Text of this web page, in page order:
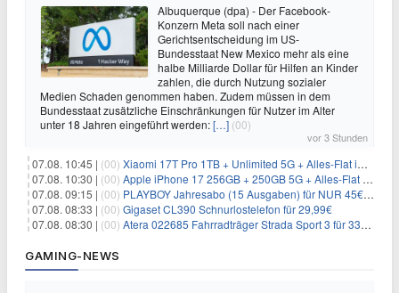
Albuquerque (dpa) - Der Facebook-
Konzern Meta soll nach einer
Gerichtsentscheidung im US-
Bundesstaat New Mexico mehr als eine
halbe Milliarde Dollar für Hilfen an Kinder
zahlen, die durch Nutzung sozialer
Medien Schaden genommen haben. Zudem müssen in dem
Bundesstaat zusätzliche Einschränkungen für Nutzer im Alter
unter 18 Jahren eingeführt werden:[…] (00)
vor 3 Stunden
07.08. 10:45 | (00) Xiaomi 17T Pro 1TB + Unlimited 5G + Alles-Flat im o2 Netz für 29,99€/Monat – eff. 1,15€/Monat
07.08. 10:30 | (00) Apple iPhone 17 256GB + 250GB 5G + Alles-Flat im Telekom-Netz für 34€/Monat – eff. 6,29€/Monat
07.08. 09:15 | (00) PLAYBOY Jahresabo (15 Ausgaben) für NUR 45€ (statt 198€)
07.08. 08:33 | (00) Gigaset CL390 Schnurlostelefon für 29,99€
07.08. 08:30 | (00) Atera 022685 Fahrradträger Strada Sport 3 für 337,48€
GAMING-NEWS